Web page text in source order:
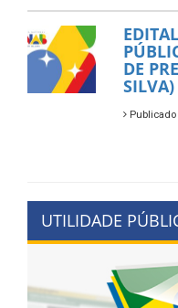
DE
SILVA)
Publicado
UTILIDADE